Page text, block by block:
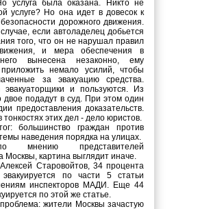
услуга была оказана. Никто не
услуге? Но она идет в довесок к
дорожного движения.
если автоладелец добьется
того, что он не нарушал правил
и мера обеспечения в
вынесена незаконно, ему
приложить немало усилий, чтобы
за эвакуацию средства.
и пользуются. Из
двое подадут в суд. При этом один
предоставления доказательств.
тонкостях этих дел - дело юристов.
большинство граждан против
наведения порядка на улицах.
мнению представителей
Москвы, картина выглядит иначе.
Старовойтов, 34 процента
эвакуируется по части 5 статьи
инспекторов МАДИ. Еще 44
по этой же статье.
жители Москвы зачастую